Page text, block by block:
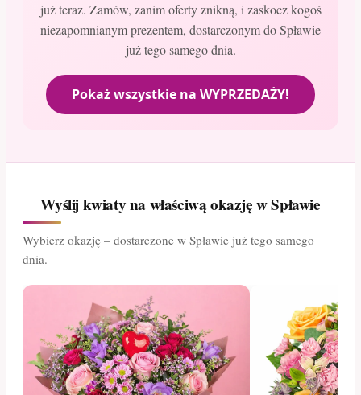
już teraz. Zamów, zanim oferty znikną, i zaskocz kogoś
niezapomnianym prezentem, dostarczonym do Spławie
już tego samego dnia.
Pokaż wszystkie na WYPRZEDAŻY!
Wyślij kwiaty na właściwą okazję w Spławie
Wybierz okazję – dostarczone w Spławie już tego samego
dnia.